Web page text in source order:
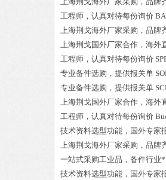
工程师 ，认真对待每份询价
上海荆戈海外厂家采购 ，品牌
上海荆戈国外厂家合作，海外
工程师 ，认真对待每份询价
专业备件选购 ，提供报关单
专业备件选购 ，提供报关单
上海荆戈国外厂家合作，海外
工程师 ，认真对待每份询价
技术资料选型功能，国外专家
上海荆戈海外厂家采购 ，品牌
一站式采购工业品 ， 备件行业*
技术资料选型功能，国外专家